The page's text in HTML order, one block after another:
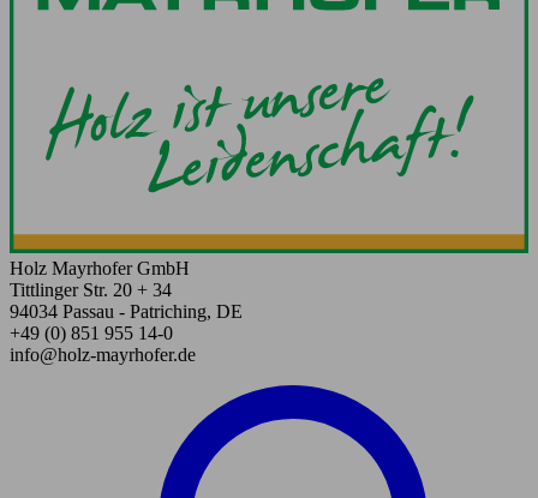
Holz Mayrhofer GmbH
Tittlinger Str. 20 + 34
94034 Passau - Patriching, DE
+49 (0) 851 955 14-0
info@holz-mayrhofer.de